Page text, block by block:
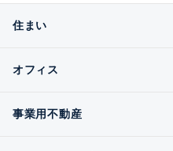
住まい
オフィス
事業用不動産